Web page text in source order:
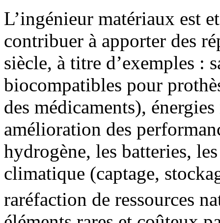
L’ingénieur matériaux est
contribuer à apporter des
siècle, à titre d’exemples :
biocompatibles pour
des médicaments),
amélioration des
hydrogène, les batteries,
climatique (captage,
raréfaction de ressources